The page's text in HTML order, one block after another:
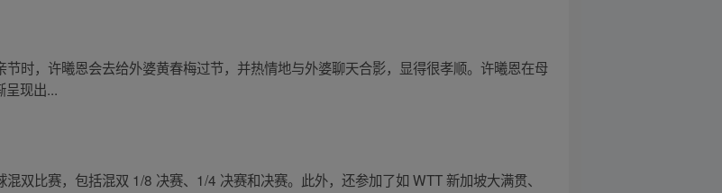
时，许曦恩会去给外婆黄春梅过节，并热情地与外婆聊天合影，显得很孝顺。许曦恩在母
呈现出...
双比赛，包括混双 1/8 决赛、1/4 决赛和决赛。此外，还参加了如 WTT 新加坡大满贯、